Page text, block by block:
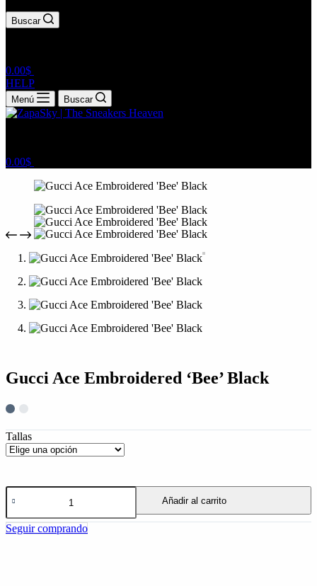
Buscar
Carro
de
compra
0.00$
HELP
Menú Buscar
Carro
compra
0.00$
Gucci Ace Embroidered ‘Bee’ Black
Tallas
Gucci
Ace
Embroidered
'Bee'
Añadir al carrito
Seguir comprando